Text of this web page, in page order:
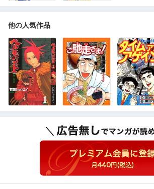
他の人気作品